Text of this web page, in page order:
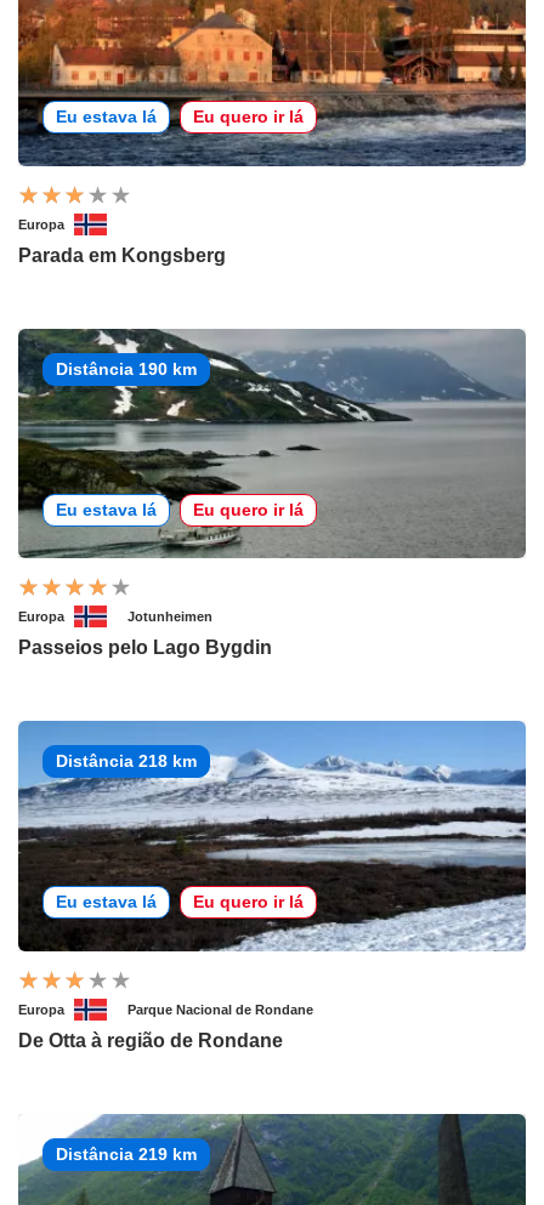
Eu estava lá Eu quero ir lá
Europa
Parada em Kongsberg
Distância 190 km
Eu estava lá Eu quero ir lá
Europa Jotunheimen
Passeios pelo Lago Bygdin
Distância 218 km
Eu estava lá Eu quero ir lá
Europa Parque Nacional de Rondane
De Otta à região de Rondane
Distância 219 km